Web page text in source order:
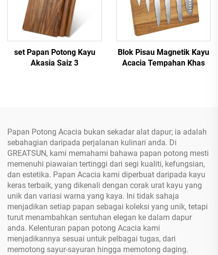
set Papan Potong Kayu
Akasia Saiz 3
Blok Pisau Magnetik Kayu
Acacia Tempahan Khas
Papan Potong Acacia bukan sekadar alat dapur; ia adalah
sebahagian daripada perjalanan kulinari anda. Di
GREATSUN, kami memahami bahawa papan potong mesti
memenuhi piawaian tertinggi dari segi kualiti, kefungsian,
dan estetika. Papan Acacia kami diperbuat daripada kayu
keras terbaik, yang dikenali dengan corak urat kayu yang
unik dan variasi warna yang kaya. Ini tidak sahaja
menjadikan setiap papan sebagai koleksi yang unik, tetapi
turut menambahkan sentuhan elegan ke dalam dapur
anda. Kelenturan papan potong Acacia kami
menjadikannya sesuai untuk pelbagai tugas, dari
memotong sayur-sayuran hingga memotong daging.